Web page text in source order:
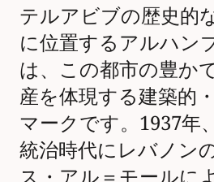
テルアビブの歴史的
に位置するアルハン
は、この都市の豊か
産を体現する建築的
マークです。1937年
統治時代にレバノン
ス・アル＝モールに